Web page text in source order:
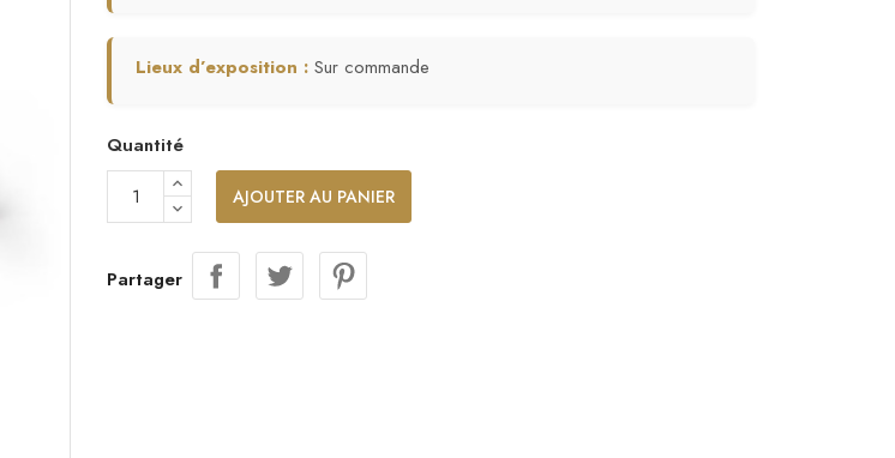
Lieux d’exposition : Sur commande
Quantité
AJOUTER AU PANIER
Partager